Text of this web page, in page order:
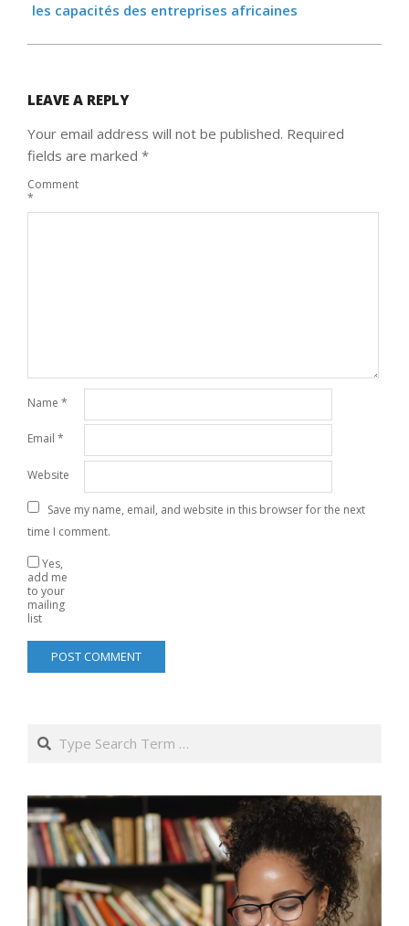
les capacités des entreprises africaines
LEAVE A REPLY
Your email address will not be published. Required
fields are marked *
Comment
*
Name *
Email *
Website
Save my name, email, and website in this browser for the next
time I comment.
Yes,
add me
to your
mailing
list
Search